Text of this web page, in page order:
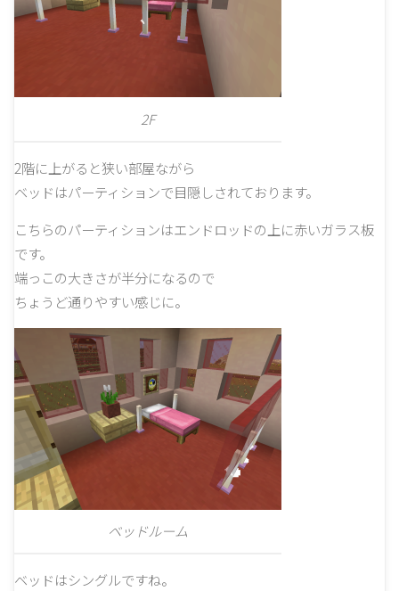
2F
2階に上がると狭い部屋ながら
ベッドはパーティションで目隠しされております。
こちらのパーティションはエンドロッドの上に赤いガラス板
です。
端っこの大きさが半分になるので
ちょうど通りやすい感じに。
ベッドルーム
ベッドはシングルですね。